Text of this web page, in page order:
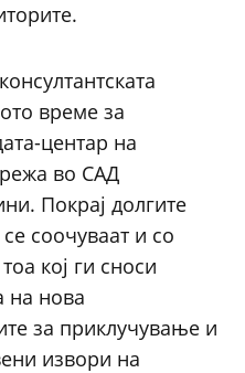
време за
центар на
во САД
Покрај долгите
соочуваат и со
кој ги сноси
на нова
за приклучување и
извори на